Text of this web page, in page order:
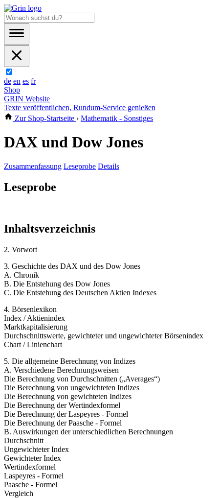
de en es fr
Shop
GRIN Website
Texte veröffentlichen, Rundum-Service genießen
Zur Shop-Startseite › Mathematik - Sonstiges
DAX und Dow Jones
Zusammenfassung Leseprobe Details
Leseprobe
Inhaltsverzeichnis
2. Vorwort
3. Geschichte des DAX und des Dow Jones
A. Chronik
B. Die Entstehung des Dow Jones
C. Die Entstehung des Deutschen Aktien Indexes
4. Börsenlexikon
Index / Aktienindex
Marktkapitalisierung
Durchschnittswerte, gewichteter und ungewichteter Börsenindex
Chart / Linienchart
5. Die allgemeine Berechnung von Indizes
A. Verschiedene Berechnungsweisen
Die Berechnung von Durchschnitten („Averages“)
Die Berechnung von ungewichteten Indizes
Die Berechnung von gewichteten Indizes
Die Berechnung der Wertindexformel
Die Berechnung der Laspeyres - Formel
Die Berechnung der Paasche - Formel
B. Auswirkungen der unterschiedlichen Berechnungen
Durchschnitt
Ungewichteter Index
Gewichteter Index
Wertindexformel
Laspeyres - Formel
Paasche - Formel
Vergleich